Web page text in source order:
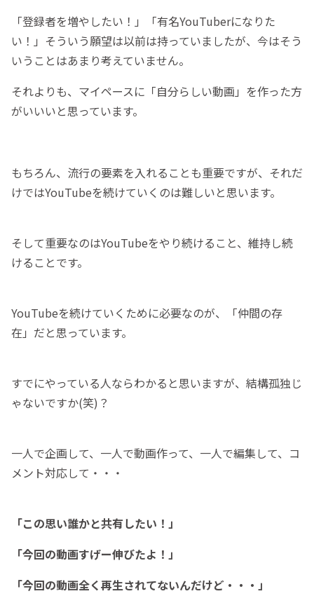
「登録者を増やしたい！」「有名YouTuberになりた
い！」そういう願望は以前は持っていましたが、今はそう
いうことはあまり考えていません。
それよりも、マイペースに「自分らしい動画」を作った方
がいいいと思っています。
もちろん、流行の要素を入れることも重要ですが、それだ
けではYouTubeを続けていくのは難しいと思います。
そして重要なのはYouTubeをやり続けること、維持し続
けることです。
YouTubeを続けていくために必要なのが、「仲間の存
在」だと思っています。
すでにやっている人ならわかると思いますが、結構孤独じ
ゃないですか(笑)？
一人で企画して、一人で動画作って、一人で編集して、コ
メント対応して・・・
「この思い誰かと共有したい！」
「今回の動画すげー伸びたよ！」
「今回の動画全く再生されてないんだけど・・・」